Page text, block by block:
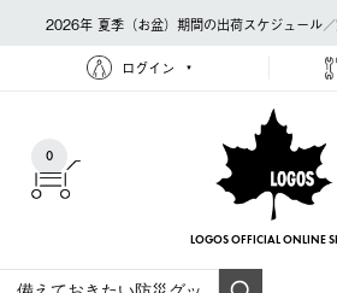
2026年 夏季（お盆）期間の出荷スケジュール
ログイン
0
LOGOS OFFICIAL ONLINE